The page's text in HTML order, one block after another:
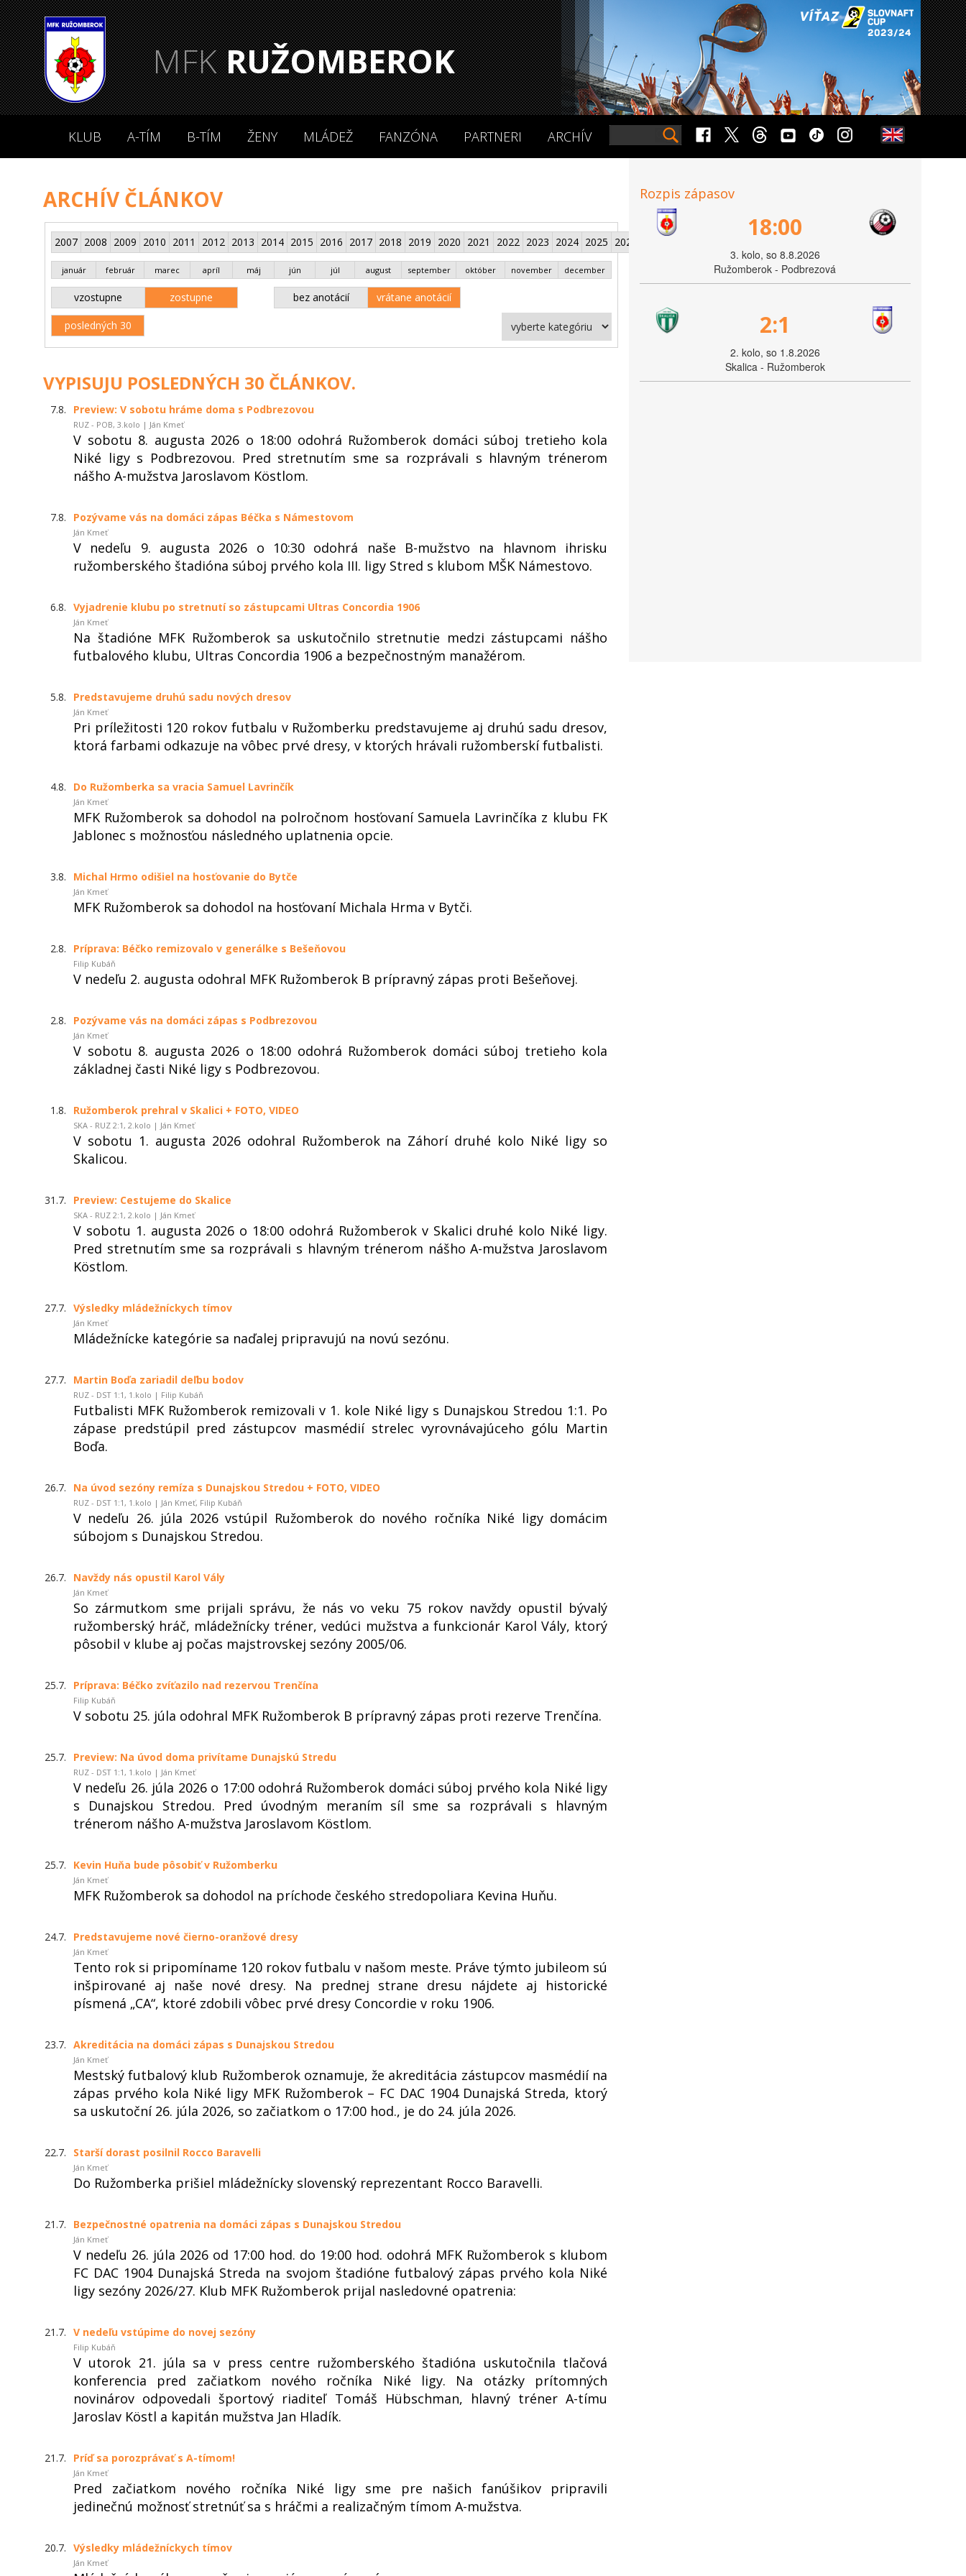
MFKRUŽOMBEROK
KLUB A-TÍM B-TÍM ŽENY MLÁDEŽ FANZÓNA PARTNERI ARCHÍV
ARCHÍV ČLÁNKOV
2007 2008 2009 2010 2011 2012 2013 2014 2015 2016 2017 2018 2019 2020 2021 2022 2023 2024 2025 2026
január február marec apríl máj jún júl august september október november december
vzostupne zostupne bez anotácií vrátane anotácií
posledných 30
VYPISUJU POSLEDNÝCH 30 ČLÁNKOV.
7.8. Preview: V sobotu hráme doma s Podbrezovou
RUZ - POB, 3.kolo | Ján Kmeť
V sobotu 8. augusta 2026 o 18:00 odohrá Ružomberok domáci súboj tretieho kola
Niké ligy s Podbrezovou. Pred stretnutím sme sa rozprávali s hlavným trénerom
nášho A-mužstva Jaroslavom Köstlom.
7.8. Pozývame vás na domáci zápas Béčka s Námestovom
Ján Kmeť
V nedeľu 9. augusta 2026 o 10:30 odohrá naše B-mužstvo na hlavnom ihrisku
ružomberského štadióna súboj prvého kola III. ligy Stred s klubom MŠK Námestovo.
6.8. Vyjadrenie klubu po stretnutí so zástupcami Ultras Concordia 1906
Ján Kmeť
Na štadióne MFK Ružomberok sa uskutočnilo stretnutie medzi zástupcami nášho
futbalového klubu, Ultras Concordia 1906 a bezpečnostným manažérom.
5.8. Predstavujeme druhú sadu nových dresov
Ján Kmeť
Pri príležitosti 120 rokov futbalu v Ružomberku predstavujeme aj druhú sadu dresov,
ktorá farbami odkazuje na vôbec prvé dresy, v ktorých hrávali ružomberskí futbalisti.
4.8. Do Ružomberka sa vracia Samuel Lavrinčík
Ján Kmeť
MFK Ružomberok sa dohodol na polročnom hosťovaní Samuela Lavrinčíka z klubu FK
Jablonec s možnosťou následného uplatnenia opcie.
3.8. Michal Hrmo odišiel na hosťovanie do Bytče
Ján Kmeť
MFK Ružomberok sa dohodol na hosťovaní Michala Hrma v Bytči.
2.8. Príprava: Béčko remizovalo v generálke s Bešeňovou
Filip Kubáň
V nedeľu 2. augusta odohral MFK Ružomberok B prípravný zápas proti Bešeňovej.
2.8. Pozývame vás na domáci zápas s Podbrezovou
Ján Kmeť
V sobotu 8. augusta 2026 o 18:00 odohrá Ružomberok domáci súboj tretieho kola
základnej časti Niké ligy s Podbrezovou.
1.8. Ružomberok prehral v Skalici + FOTO, VIDEO
SKA - RUZ 2:1, 2.kolo | Ján Kmeť
V sobotu 1. augusta 2026 odohral Ružomberok na Záhorí druhé kolo Niké ligy so
Skalicou.
31.7. Preview: Cestujeme do Skalice
SKA - RUZ 2:1, 2.kolo | Ján Kmeť
V sobotu 1. augusta 2026 o 18:00 odohrá Ružomberok v Skalici druhé kolo Niké ligy.
Pred stretnutím sme sa rozprávali s hlavným trénerom nášho A-mužstva Jaroslavom
Köstlom.
27.7. Výsledky mládežníckych tímov
Ján Kmeť
Mládežnícke kategórie sa naďalej pripravujú na novú sezónu.
27.7. Martin Boďa zariadil deľbu bodov
RUZ - DST 1:1, 1.kolo | Filip Kubáň
Futbalisti MFK Ružomberok remizovali v 1. kole Niké ligy s Dunajskou Stredou 1:1. Po
zápase predstúpil pred zástupcov masmédií strelec vyrovnávajúceho gólu Martin
Boďa.
26.7. Na úvod sezóny remíza s Dunajskou Stredou + FOTO, VIDEO
RUZ - DST 1:1, 1.kolo | Ján Kmeť, Filip Kubáň
V nedeľu 26. júla 2026 vstúpil Ružomberok do nového ročníka Niké ligy domácim
súbojom s Dunajskou Stredou.
26.7. Navždy nás opustil Karol Vály
Ján Kmeť
So zármutkom sme prijali správu, že nás vo veku 75 rokov navždy opustil bývalý
ružomberský hráč, mládežnícky tréner, vedúci mužstva a funkcionár Karol Vály, ktorý
pôsobil v klube aj počas majstrovskej sezóny 2005/06.
25.7. Príprava: Béčko zvíťazilo nad rezervou Trenčína
Filip Kubáň
V sobotu 25. júla odohral MFK Ružomberok B prípravný zápas proti rezerve Trenčína.
25.7. Preview: Na úvod doma privítame Dunajskú Stredu
RUZ - DST 1:1, 1.kolo | Ján Kmeť
V nedeľu 26. júla 2026 o 17:00 odohrá Ružomberok domáci súboj prvého kola Niké ligy
s Dunajskou Stredou. Pred úvodným meraním síl sme sa rozprávali s hlavným
trénerom nášho A-mužstva Jaroslavom Köstlom.
25.7. Kevin Huňa bude pôsobiť v Ružomberku
Ján Kmeť
MFK Ružomberok sa dohodol na príchode českého stredopoliara Kevina Huňu.
24.7. Predstavujeme nové čierno-oranžové dresy
Ján Kmeť
Tento rok si pripomíname 120 rokov futbalu v našom meste. Práve týmto jubileom sú
inšpirované aj naše nové dresy. Na prednej strane dresu nájdete aj historické
písmená „CA“, ktoré zdobili vôbec prvé dresy Concordie v roku 1906.
23.7. Akreditácia na domáci zápas s Dunajskou Stredou
Ján Kmeť
Mestský futbalový klub Ružomberok oznamuje, že akreditácia zástupcov masmédií na
zápas prvého kola Niké ligy MFK Ružomberok – FC DAC 1904 Dunajská Streda, ktorý
sa uskutoční 26. júla 2026, so začiatkom o 17:00 hod., je do 24. júla 2026.
22.7. Starší dorast posilnil Rocco Baravelli
Ján Kmeť
Do Ružomberka prišiel mládežnícky slovenský reprezentant Rocco Baravelli.
21.7. Bezpečnostné opatrenia na domáci zápas s Dunajskou Stredou
Ján Kmeť
V nedeľu 26. júla 2026 od 17:00 hod. do 19:00 hod. odohrá MFK Ružomberok s klubom
FC DAC 1904 Dunajská Streda na svojom štadióne futbalový zápas prvého kola Niké
ligy sezóny 2026/27. Klub MFK Ružomberok prijal nasledovné opatrenia:
21.7. V nedeľu vstúpime do novej sezóny
Filip Kubáň
V utorok 21. júla sa v press centre ružomberského štadióna uskutočnila tlačová
konferencia pred začiatkom nového ročníka Niké ligy. Na otázky prítomných
novinárov odpovedali športový riaditeľ Tomáš Hübschman, hlavný tréner A-tímu
Jaroslav Köstl a kapitán mužstva Jan Hladík.
21.7. Príď sa porozprávať s A-tímom!
Ján Kmeť
Pred začiatkom nového ročníka Niké ligy sme pre našich fanúšikov pripravili
jedinečnú možnosť stretnúť sa s hráčmi a realizačným tímom A-mužstva.
20.7. Výsledky mládežníckych tímov
Ján Kmeť
Rozpis zápasov
18:00
3. kolo, so 8.8.2026
Ružomberok - Podbrezová
2:1
2. kolo, so 1.8.2026
Skalica - Ružomberok